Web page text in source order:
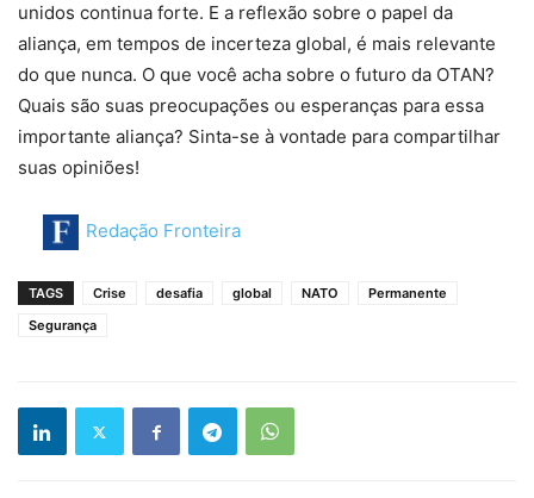
unidos continua forte. E a reflexão sobre o papel da
aliança, em tempos de incerteza global, é mais relevante
do que nunca. O que você acha sobre o futuro da OTAN?
Quais são suas preocupações ou esperanças para essa
importante aliança? Sinta-se à vontade para compartilhar
suas opiniões!
Redação Fronteira
TAGS Crise desafia global NATO
Permanente
Segurança